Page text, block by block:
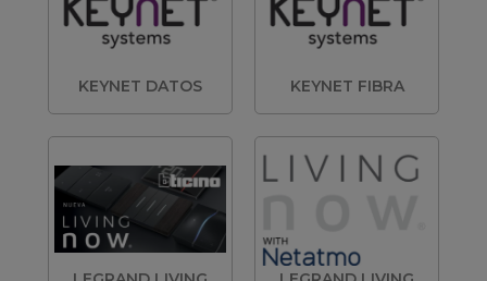
KEYNET DATOS KEYNET FIBRA